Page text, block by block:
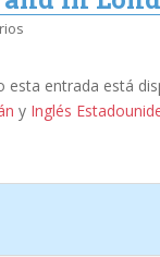
esta entrada está
y Inglés